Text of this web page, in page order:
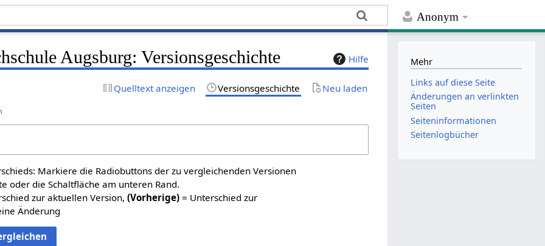
Anonym
Hilfe
Augsburg: Versionsgeschichte
Quelltext anzeigen Versionsgeschichte Neu laden
Markiere die Radiobuttons der zu vergleichenden Versionen
oder die Schaltfläche am unteren Rand.
zur aktuellen Version,(Vorherige) = Unterschied zur
Änderung
Mehr
Links auf diese Seite
Änderungen an verlinkten
Seiten
Seiten­­informationen
Seitenlogbücher